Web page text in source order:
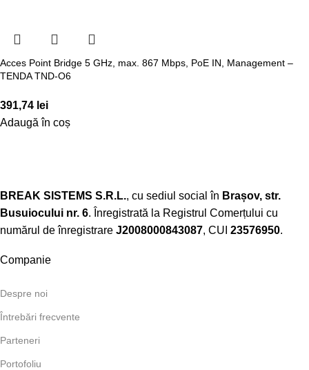
Acces Point Bridge 5 GHz, max. 867 Mbps, PoE IN, Management –
TENDA TND-O6
391,74 lei
Adaugă în coș
BREAK SISTEMS S.R.L., cu sediul social în Brașov, str.
Busuiocului nr. 6. Înregistrată la Registrul Comerțului cu
numărul de înregistrare J2008000843087, CUI 23576950.​
Companie
Despre noi
Întrebări frecvente
Parteneri
Portofoliu